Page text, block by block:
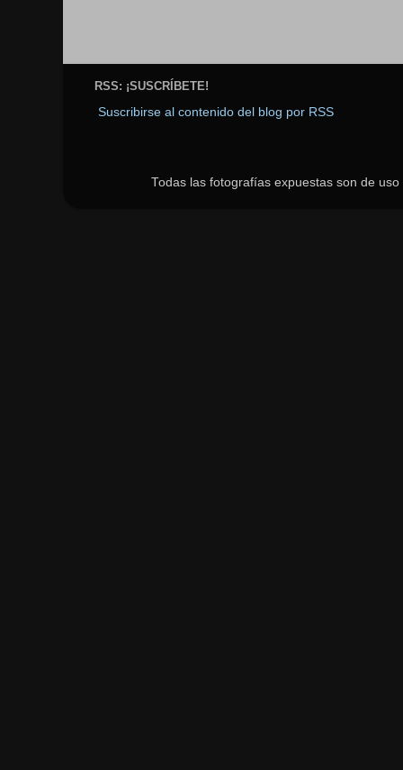
RSS: ¡SUSCRÍBETE!
Suscribirse al contenido del blog por RSS
Todas las fotografías expuestas son de